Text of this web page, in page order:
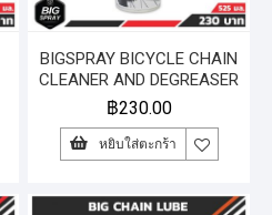
BIGSPRAY BICYCLE CHAIN
CLEANER AND DEGREASER
สเปรย์ทำความสะอาดโซ่
จักรยาน 525 ml.
฿230.00
หยิบใส่ตะกร้า